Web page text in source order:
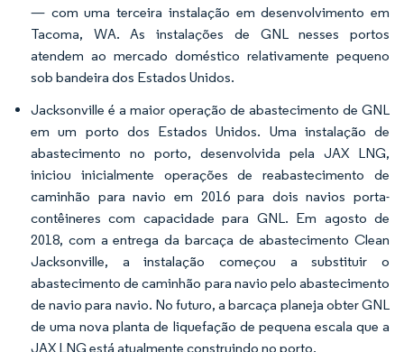
— com uma terceira instalação em desenvolvimento em
Tacoma, WA. As instalações de GNL nesses portos
atendem ao mercado doméstico relativamente pequeno
sob bandeira dos Estados Unidos.
Jacksonville é a maior operação de abastecimento de GNL
em um porto dos Estados Unidos. Uma instalação de
abastecimento no porto, desenvolvida pela JAX LNG,
iniciou inicialmente operações de reabastecimento de
caminhão para navio em 2016 para dois navios porta-
contêineres com capacidade para GNL. Em agosto de
2018, com a entrega da barcaça de abastecimento Clean
Jacksonville, a instalação começou a substituir o
abastecimento de caminhão para navio pelo abastecimento
de navio para navio. No futuro, a barcaça planeja obter GNL
de uma nova planta de liquefação de pequena escala que a
JAX LNG está atualmente construindo no porto.